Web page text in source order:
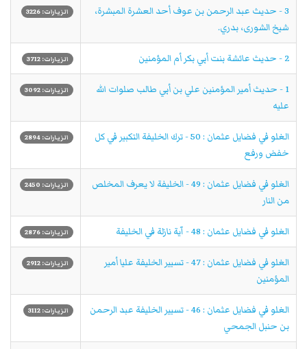
3 - حديث عبد الرحمن بن عوف أحد العشرة المبشرة،
شيخ الشورى، بدري.
الزيارات: 3226
2 - حديث عائشة بنت أبي بكر أم المؤمنين الزيارات: 3712
1 - حديث أمير المؤمنين علي بن أبي طالب صلوات الله
عليه
الزيارات: 3092
الغلو في فضايل عثمان : 50 - ترك الخليفة التكبير في كل
خفض ورفع
الزيارات: 2894
الغلو في فضايل عثمان : 49 - الخليفة لا يعرف المخلص
من النار
الزيارات: 2450
الغلو في فضايل عثمان : 48 - آية نازلة في الخليفة الزيارات: 2876
الغلو في فضايل عثمان : 47 - تسيير الخليفة عليا أمير
المؤمنين
الزيارات: 2912
الغلو في فضايل عثمان : 46 - تسيير الخليفة عبد الرحمن
بن حنبل الجمحي
الزيارات: 3112